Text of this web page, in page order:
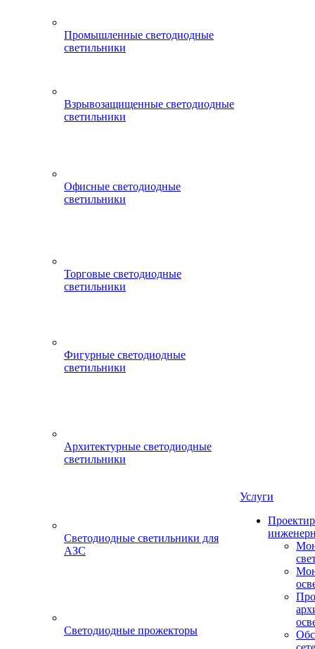
Промышленные светодиодные
светильники
Взрывозащищенные светодиодные
светильники
Офисные светодиодные
светильники
Торговые светодиодные
светильники
Фигурные светодиодные
светильники
Архитектурные светодиодные
светильники
Светодиодные светильники для
АЗС
Светодиодные прожекторы
Услуги